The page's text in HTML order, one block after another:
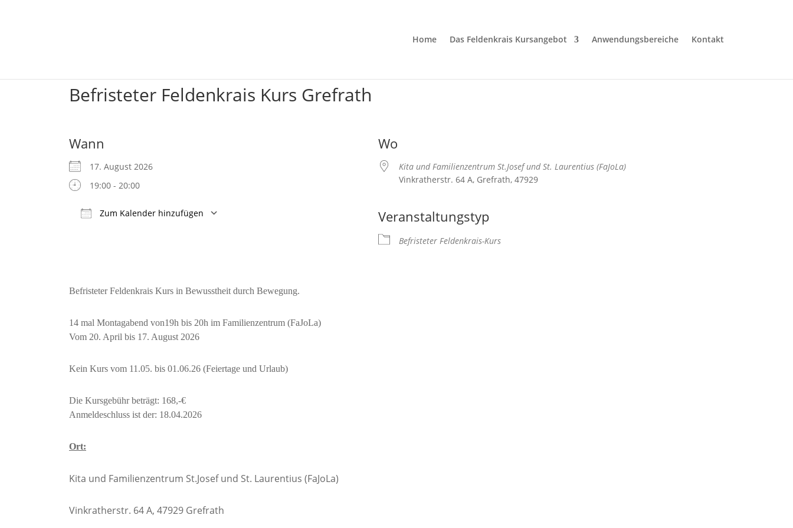
Home Das Feldenkrais Kursangebot Anwendungsbereiche Kontakt
Befristeter Feldenkrais Kurs Grefrath
Wann
17. August 2026
19:00 - 20:00
Zum Kalender hinzufügen
Wo
Kita und Familienzentrum St.Josef und St. Laurentius (FaJoLa)
Vinkratherstr. 64 A, Grefrath, 47929
Veranstaltungstyp
Befristeter Feldenkrais-Kurs
Befristeter Feldenkrais Kurs in Bewusstheit durch Bewegung.
14 mal Montagabend von19h bis 20h im Familienzentrum (FaJoLa)
Vom 20. April bis 17. August 2026
Kein Kurs vom 11.05. bis 01.06.26 (Feiertage und Urlaub)
Die Kursgebühr beträgt: 168,-€
Anmeldeschluss ist der: 18.04.2026
Ort:
Kita und Familienzentrum St.Josef und St. Laurentius (FaJoLa)
Vinkratherstr. 64 A, 47929 Grefrath